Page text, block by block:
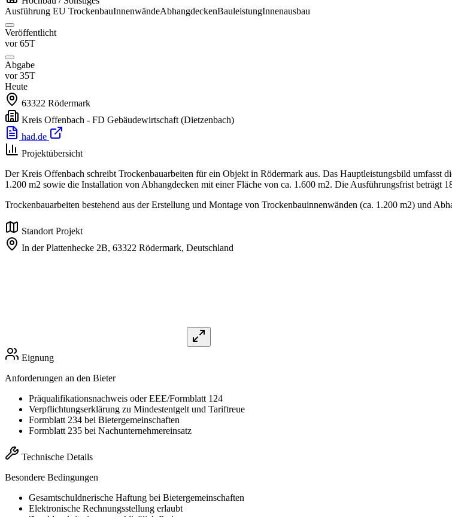
Ausführung EU TrockenbauInnenwändeAbhangdeckenBauleistungInnenausbau
Veröffentlicht
vor 65T
Abgabe
vor 35T
Heute
63322 Rödermark
Kreis Offenbach - FD Gebäudewirtschaft (Dietzenbach)
had.de
Projektübersicht
Der Kreis Offenbach schreibt Trockenbauarbeiten für ein Objekt in Rödermark aus. Das Hauptleistungsbild umfasst
1.200 m2 sowie die Installation von Abhangdecken mit einer Fläche von ca. 1.600 m2. Die Ausführungsfrist beträgt
Trockenbauarbeiten bestehend aus der Erstellung und Montage von Trockenbauinnenwänden (ca. 1.200 m2) und
Standort Projekt
In der Plattenhecke 2B, 63322 Rödermark, Deutschland
Eignung
Anforderungen an den Bieter
Präqualifikationsnachweis oder EEE/Formblatt 124
Verpflichtungserklärung zu Mindestentgelt und Tariftreue
Formblatt 234 bei Bietergemeinschaften
Formblatt 235 bei Nachunternehmereinsatz
Technische Details
Besondere Bedingungen
Gesamtschuldnerische Haftung bei Bietergemeinschaften
Elektronische Rechnungsstellung erlaubt